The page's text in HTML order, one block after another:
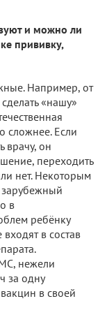
и можно ли
прививку,
Например, от
«нашу»
сложнее. Если
врачу, он
переходить
нет. Некоторым
зарубежный
в
ребёнку
в состав
нежели
за одну
в своей